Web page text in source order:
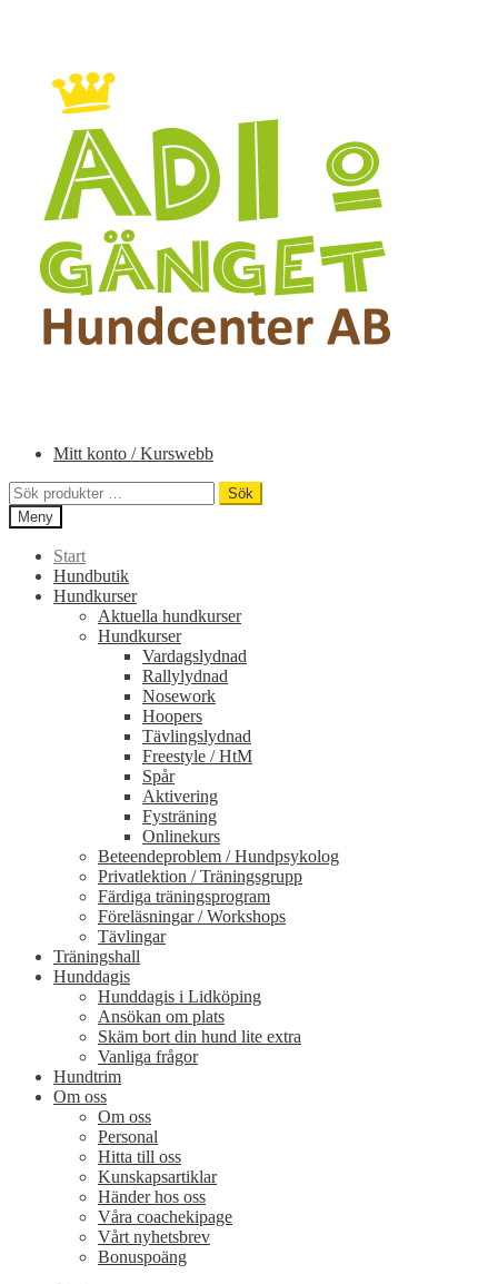
Mitt konto / Kurswebb
Sök
efter:
Sök
Meny
Start
Hundbutik
Hundkurser
Aktuella hundkurser
Hundkurser
Vardagslydnad
Rallylydnad
Nosework
Hoopers
Tävlingslydnad
Freestyle / HtM
Spår
Aktivering
Fysträning
Onlinekurs
Beteendeproblem / Hundpsykolog
Privatlektion / Träningsgrupp
Färdiga träningsprogram
Föreläsningar / Workshops
Tävlingar
Träningshall
Hunddagis
Hunddagis i Lidköping
Ansökan om plats
Skäm bort din hund lite extra
Vanliga frågor
Hundtrim
Om oss
Om oss
Personal
Hitta till oss
Kunskapsartiklar
Händer hos oss
Våra coachekipage
Vårt nyhetsbrev
Bonuspoäng